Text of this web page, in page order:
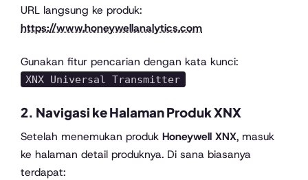
URL langsung ke produk:
https://www.honeywellanalytics.com
Gunakan fitur pencarian dengan kata kunci:
XNX Universal Transmitter
2. Navigasi ke Halaman Produk XNX
Setelah menemukan produk Honeywell XNX, masuk
ke halaman detail produknya. Di sana biasanya
terdapat: